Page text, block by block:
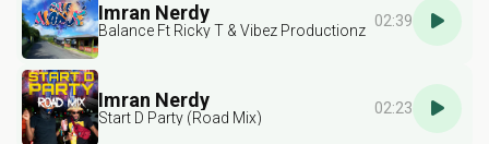
Imran Nerdy
Balance Ft Ricky T & Vibez Productionz
02:39
Imran Nerdy
Start D Party (Road Mix)
02:23